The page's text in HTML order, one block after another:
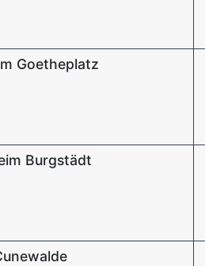
Goetheplatz
Burgstädt